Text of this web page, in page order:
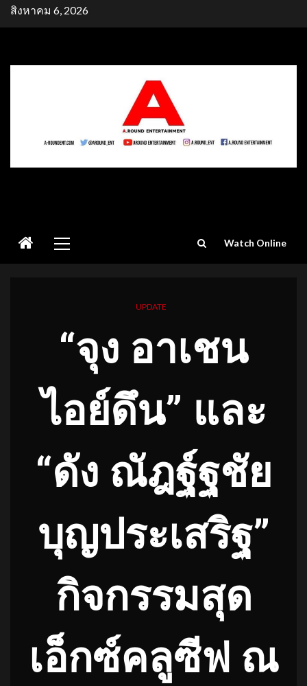
Skipสิงหาคม 6, 2026
Menu
Watch Online
UPDATE
“จุง อาเชน
ไอย์ดึน” และ
“ดัง ณัฎฐ์ฐชัย
บุญประเสริฐ”
กิจกรรมสุด
เอ็กซ์คลูซีฟ ณ